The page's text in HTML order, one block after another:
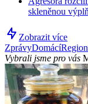
skleněnou
Zobrazit více
ZprávyDomácí
Vybrali jsme pro vás